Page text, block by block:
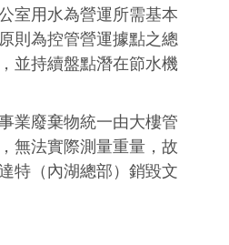
室用水為營運所需基本
則為控管營運據點之總
並持續盤點潛在節水機
業廢棄物統一由大樓管
無法實際測量重量，故
特（內湖總部）銷毀文